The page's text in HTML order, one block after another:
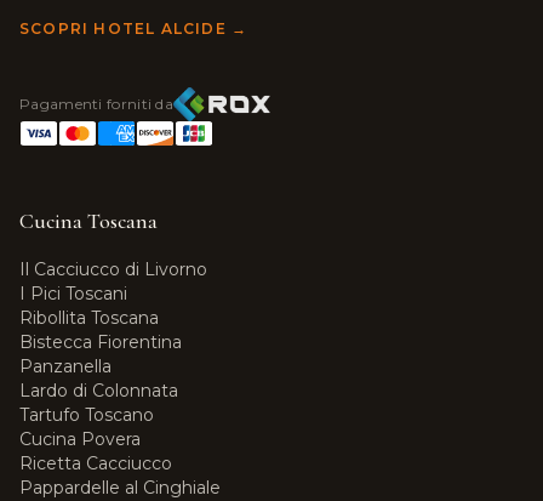
SCOPRI HOTEL ALCIDE →
Pagamenti forniti da
Cucina Toscana
Il Cacciucco di Livorno
I Pici Toscani
Ribollita Toscana
Bistecca Fiorentina
Panzanella
Lardo di Colonnata
Tartufo Toscano
Cucina Povera
Ricetta Cacciucco
Pappardelle al Cinghiale